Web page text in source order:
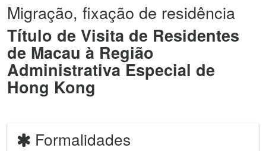
Migração, fixação de residência
Título de Visita de Residentes
de Macau à Região
Administrativa Especial de
Hong Kong
Formalidades